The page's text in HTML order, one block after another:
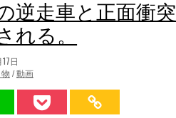
逆走車と正面衝突
れる。
日
/動画